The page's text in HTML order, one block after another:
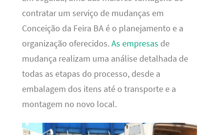
contratar um serviço de mudanças em
Conceição da Feira BA é o planejamento e a
organização oferecidos. As empresas de
mudança realizam uma análise detalhada de
todas as etapas do processo, desde a
embalagem dos itens até o transporte e a
montagem no novo local.